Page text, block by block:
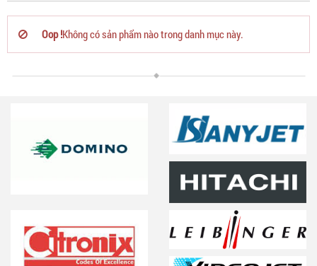
Oop !Không có sản phẩm nào trong danh mục này.